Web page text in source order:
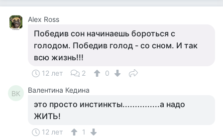
Аlex Ross
Победив сон начинаешь бороться с
голодом. Победив голод - со сном. И так
всю жизнь!!!
12 лет 2 0
ВК Валентина Кедина
это просто инстинкты...............а надо
ЖИТЬ!
12 лет
1